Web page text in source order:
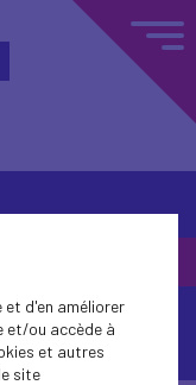
d'en améliorer
et/ou accède à
et autres
site